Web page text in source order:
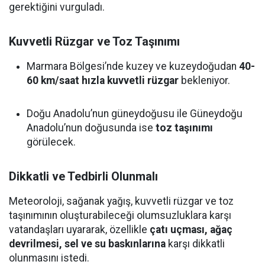
gerektiğini vurguladı.
Kuvvetli Rüzgar ve Toz Taşınımı
Marmara Bölgesi’nde kuzey ve kuzeydoğudan 40-
60 km/saat hızla kuvvetli rüzgar bekleniyor.
Doğu Anadolu’nun güneydoğusu ile Güneydoğu
Anadolu’nun doğusunda ise toz taşınımı
görülecek.
Dikkatli ve Tedbirli Olunmalı
Meteoroloji, sağanak yağış, kuvvetli rüzgar ve toz
taşınımının oluşturabileceği olumsuzluklara karşı
vatandaşları uyararak, özellikle çatı uçması, ağaç
devrilmesi, sel ve su baskınlarına karşı dikkatli
olunmasını istedi.